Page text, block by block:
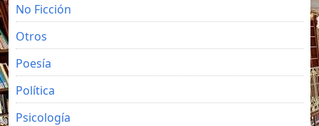
No Ficción
Otros
Poesía
Política
Psicología